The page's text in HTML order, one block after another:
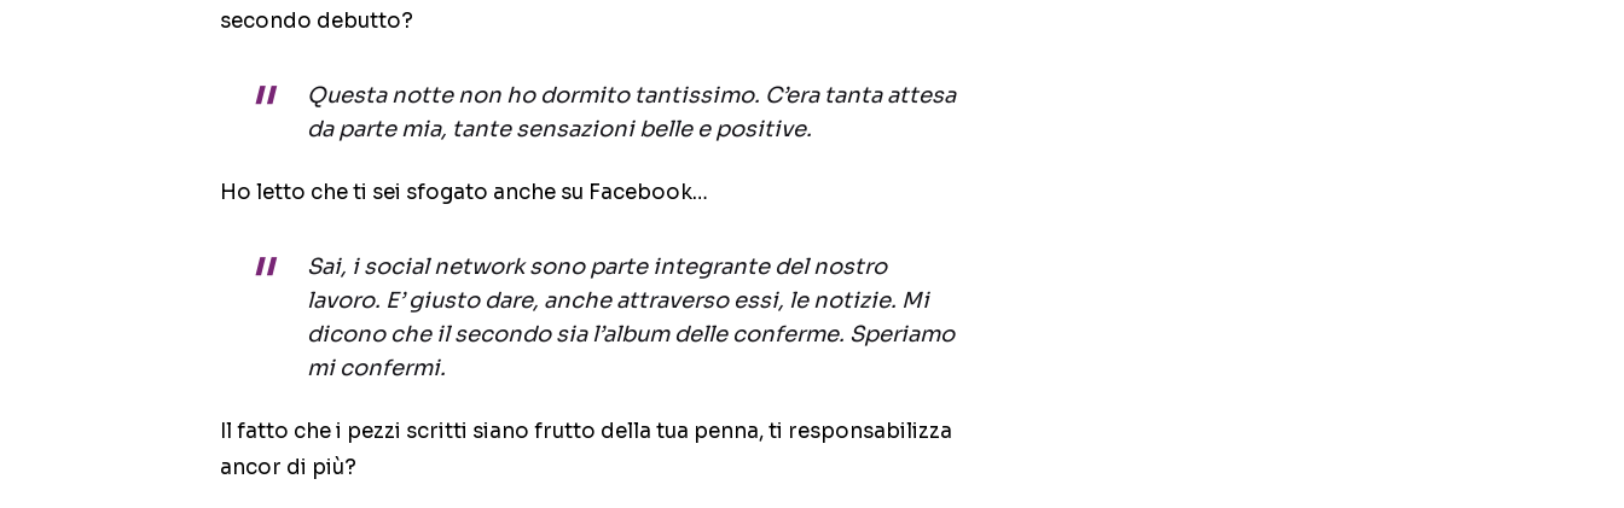
secondo debutto?
Questa notte non ho dormito tantissimo. C’era tanta attesa
da parte mia, tante sensazioni belle e positive.
Ho letto che ti sei sfogato anche su Facebook…
Sai, i social network sono parte integrante del nostro
lavoro. E’ giusto dare, anche attraverso essi, le notizie. Mi
dicono che il secondo sia l’album delle conferme. Speriamo
mi confermi.
Il fatto che i pezzi scritti siano frutto della tua penna, ti responsabilizza
ancor di più?